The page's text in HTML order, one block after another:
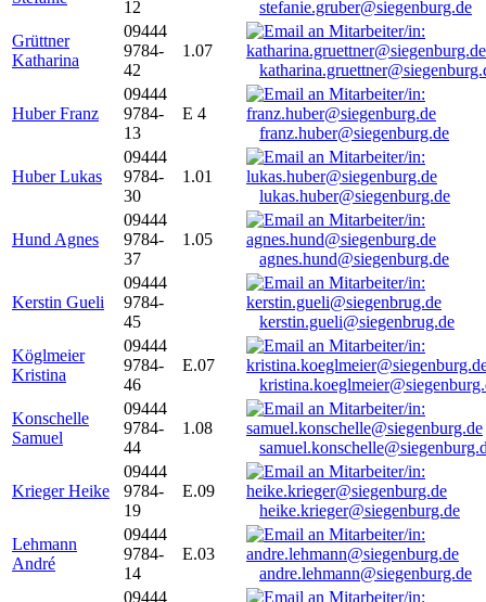
12
stefanie.gruber@siegenburg.de
Grüttner
Katharina
09444
9784-
42
1.07
Huber Franz
09444
9784-
13
E 4
franz.huber@siegenburg.de
Huber Lukas
09444
9784-
30
1.01
lukas.huber@siegenburg.de
Hund Agnes
09444
9784-
37
1.05
agnes.hund@siegenburg.de
Kerstin Gueli
09444
9784-
45
kerstin.gueli@siegenbrug.de
Köglmeier
Kristina
09444
9784-
46
E.07
Konschelle
Samuel
09444
9784-
44
1.08
Krieger Heike
09444
9784-
19
E.09
heike.krieger@siegenburg.de
Lehmann
André
09444
9784-
14
E.03
andre.lehmann@siegenburg.de
09444